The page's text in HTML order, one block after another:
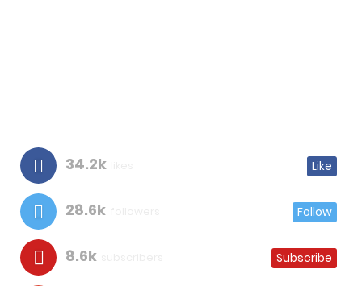
34.2k Like
28.6k Follow
8.6k Subscribe